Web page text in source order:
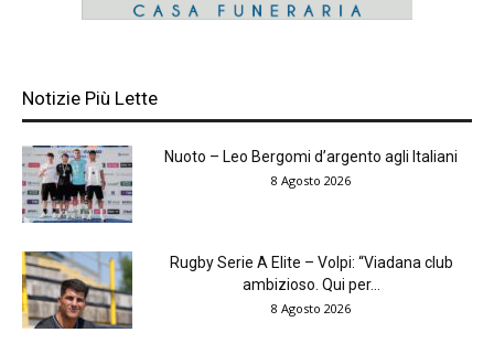
Notizie Più Lette
Nuoto – Leo Bergomi d’argento agli Italiani
8 Agosto 2026
Rugby Serie A Elite – Volpi: “Viadana club
ambizioso. Qui per...
8 Agosto 2026